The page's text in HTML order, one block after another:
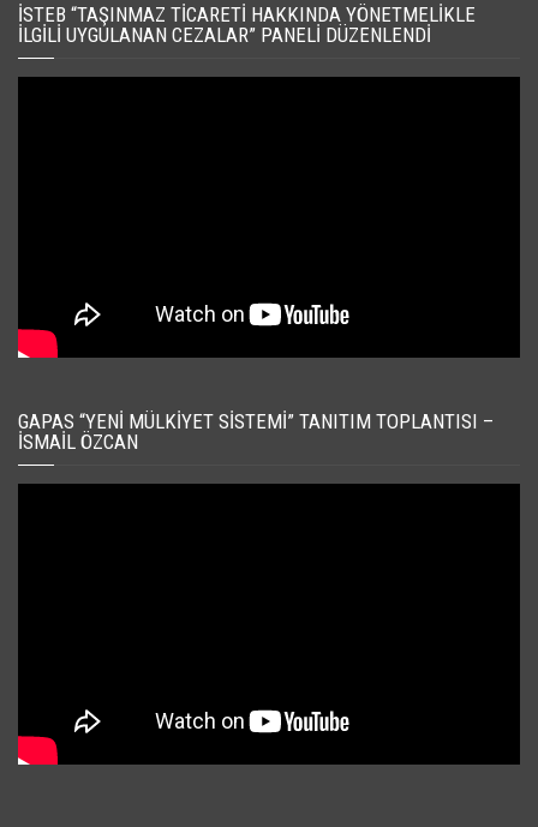
İSTEB “TAŞINMAZ TICARETI HAKKINDA YÖNETMELIKLE
İLGILI UYGULANAN CEZALAR” PANELI DÜZENLENDI
GAPAS “YENI MÜLKIYET SISTEMI” TANITIM TOPLANTISI –
İSMAIL ÖZCAN